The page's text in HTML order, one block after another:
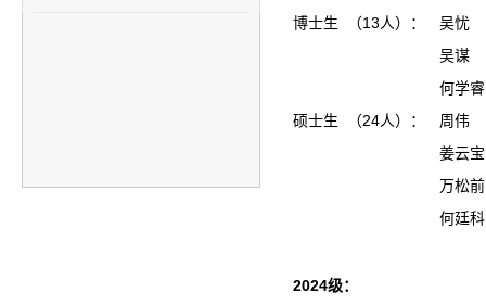
博士生 （13人）：
吴忧
吴谋
何学睿
硕士生 （24人）：
周伟
姜云
万松
何廷
2024级：